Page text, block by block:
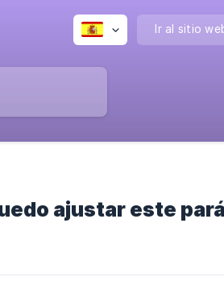
Ir al sitio
ajustar este